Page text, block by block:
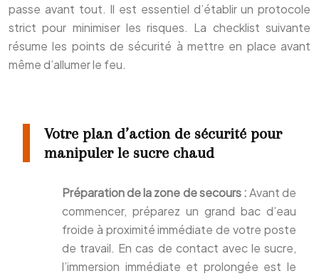
passe avant tout. Il est essentiel d’établir un protocole
strict pour minimiser les risques. La checklist suivante
résume les points de sécurité à mettre en place avant
même d’allumer le feu.
Votre plan d’action de sécurité pour
manipuler le sucre chaud
Préparation de la zone de secours :Avant de
commencer, préparez un grand bac d’eau
froide à proximité immédiate de votre poste
de travail. En cas de contact avec le sucre,
l’immersion immédiate et prolongée est le